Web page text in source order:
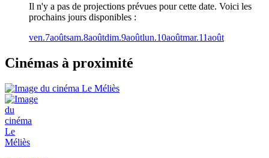
Il n'y a pas de projections prévues pour cette date. Voici les
prochains jours disponibles :
ven.7aoûtsam.8aoûtdim.9aoûtlun.10aoûtmar.11août
Cinémas à proximité